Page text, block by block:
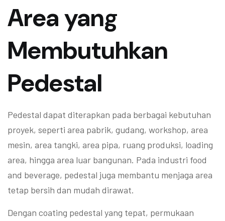
Area yang
Membutuhkan
Pedestal
Pedestal dapat diterapkan pada berbagai kebutuhan
proyek, seperti area pabrik, gudang, workshop, area
mesin, area tangki, area pipa, ruang produksi, loading
area, hingga area luar bangunan. Pada industri food
and beverage, pedestal juga membantu menjaga area
tetap bersih dan mudah dirawat.
Dengan coating pedestal yang tepat, permukaan